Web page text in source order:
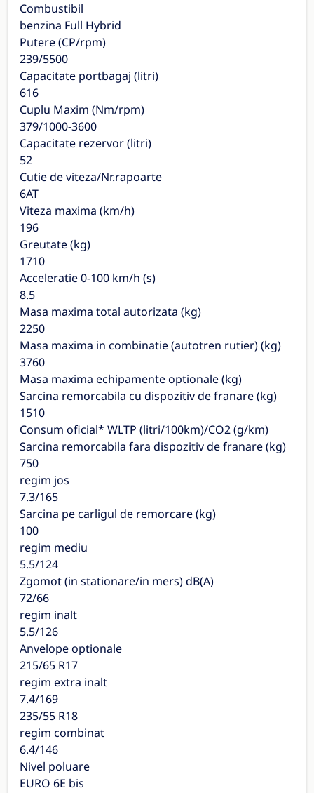
Combustibil
benzina Full Hybrid
Putere (CP/rpm)
239/5500
Capacitate portbagaj (litri)
616
Cuplu Maxim (Nm/rpm)
379/1000-3600
Capacitate rezervor (litri)
52
Cutie de viteza/Nr.rapoarte
6AT
Viteza maxima (km/h)
196
Greutate (kg)
1710
Acceleratie 0-100 km/h (s)
8.5
Masa maxima total autorizata (kg)
2250
Masa maxima in combinatie (autotren rutier) (kg)
3760
Masa maxima echipamente optionale (kg)
Sarcina remorcabila cu dispozitiv de franare (kg)
1510
Consum oficial* WLTP (litri/100km)/CO2 (g/km)
Sarcina remorcabila fara dispozitiv de franare (kg)
750
regim jos
7.3/165
Sarcina pe carligul de remorcare (kg)
100
regim mediu
5.5/124
Zgomot (in stationare/in mers) dB(A)
72/66
regim inalt
5.5/126
Anvelope optionale
215/65 R17
regim extra inalt
7.4/169
235/55 R18
regim combinat
6.4/146
Nivel poluare
EURO 6E bis